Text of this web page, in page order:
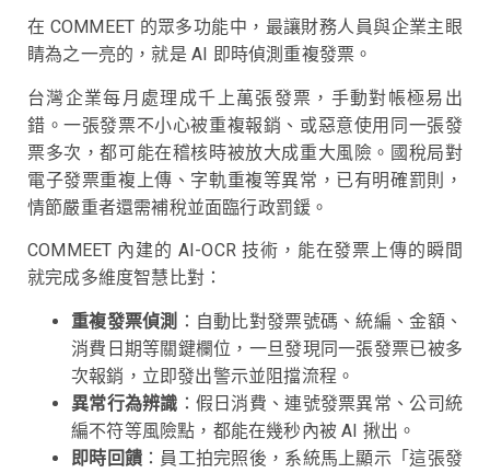
在 COMMEET 的眾多功能中，最讓財務人員與企業主眼
睛為之一亮的，就是 AI 即時偵測重複發票。
台灣企業每月處理成千上萬張發票，手動對帳極易出
錯。一張發票不小心被重複報銷、或惡意使用同一張發
票多次，都可能在稽核時被放大成重大風險。國稅局對
電子發票重複上傳、字軌重複等異常，已有明確罰則，
情節嚴重者還需補稅並面臨行政罰鍰。
COMMEET 內建的 AI-OCR 技術，能在發票上傳的瞬間
就完成多維度智慧比對：
重複發票偵測 ：自動比對發票號碼、統編、金額、
消費日期等關鍵欄位，一旦發現同一張發票已被多
次報銷，立即發出警示並阻擋流程。
異常行為辨識 ：假日消費、連號發票異常、公司統
編不符等風險點，都能在幾秒內被 AI 揪出。
即時回饋 ：員工拍完照後，系統馬上顯示「這張發